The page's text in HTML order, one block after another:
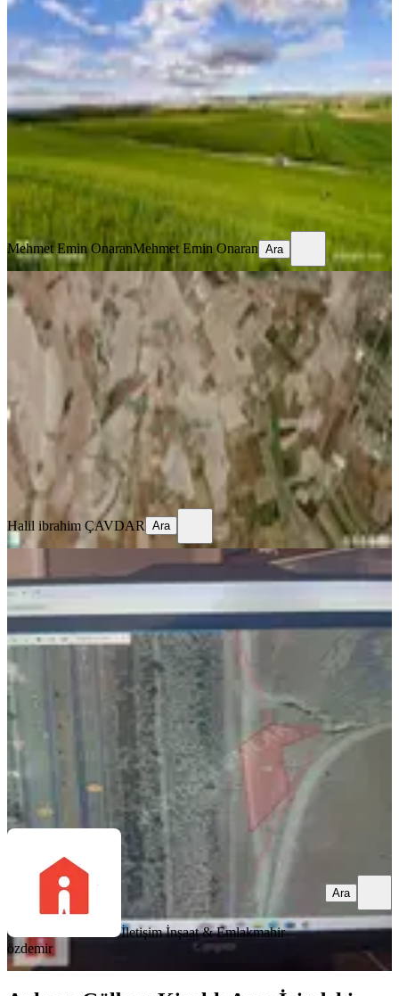
Kiralık (elektrik Trafosu Sınırda
Mevcut)"
Sincan, Beyobası Mahallesi
20090 m²·3/m²·29.08.2021
60.000 ₺
Mehmet Emin Onaran
Mehmet Emin OnaranMehmet Emin Onaran Ara
Sahibinden Kiralık Arazi 5 Dönüm
Tek Tapu
Ayaş, Gökler Mahallesi
5111 m²
9/m² ·04.08.2026
45.000 ₺
Halil ibrahim ÇAVDAR
Ara
Halil ibrahim ÇAVDAR Ara
Çankaya / Mühye Çevre Yoluna
Çankaya, Yeşilkent Mahallesi
254 m²· 9.843/m² ·
2.500.000 ₺
İletişim İnşaat & Emlakmahir özdemir
Ara
İletişim İnşaat & Emlakmahir
özdemir
Ara